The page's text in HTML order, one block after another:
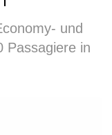
und
Passagiere in